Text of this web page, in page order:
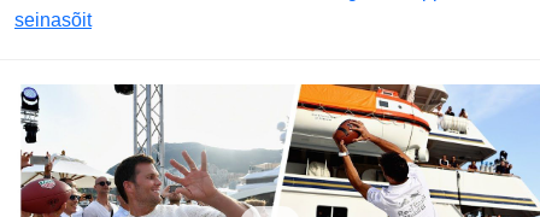
seinasõit